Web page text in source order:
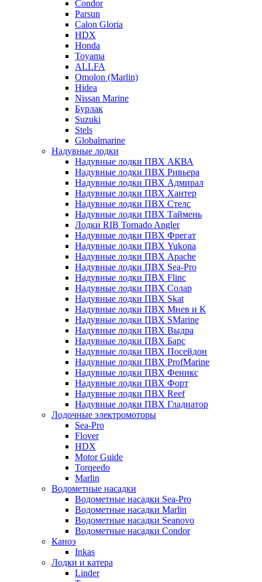
Condor
Parsun
Calon Gloria
HDX
Honda
Toyama
ALLFA
Omolon (Marlin)
Hidea
Nissan Marine
Бурлак
Suzuki
Stels
Globalmarine
Надувные лодки
Надувные лодки ПВХ АКВА
Надувные лодки ПВХ Ривьера
Надувные лодки ПВХ Адмирал
Надувные лодки ПВХ Хантер
Надувные лодки ПВХ Стелс
Надувные лодки ПВХ Таймень
Лодки RIB Tornado Angler
Надувные лодки ПВХ Фрегат
Надувные лодки ПВХ Yukona
Надувные лодки ПВХ Apache
Надувные лодки ПВХ Sea-Pro
Надувные лодки ПВХ Flinc
Надувные лодки ПВХ Солар
Надувные лодки ПВХ Skat
Надувные лодки ПВХ Мнев и К
Надувные лодки ПВХ SMarine
Надувные лодки ПВХ Выдра
Надувные лодки ПВХ Барс
Надувные лодки ПВХ Посейдон
Надувные лодки ПВХ ProfMarine
Надувные лодки ПВХ Феникс
Надувные лодки ПВХ Форт
Надувные лодки ПВХ Reef
Надувные лодки ПВХ Гладиатор
Лодочные электромоторы
Sea-Pro
Flover
HDX
Motor Guide
Torqeedo
Marlin
Водометные насадки
Водометные насадки Sea-Pro
Водометные насадки Marlin
Водометные насадки Seanovo
Водометные насадки Condor
Каноэ
Inkas
Лодки и катера
Linder